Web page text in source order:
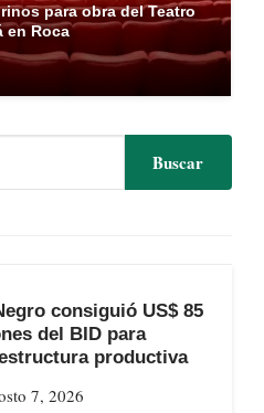
para obra del Teatro
en Roca
consiguió US$ 85
del BID para
productiva
7, 2026